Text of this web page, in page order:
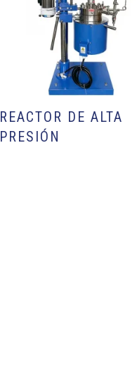
REACTOR DE ALTA
PRESIÓN